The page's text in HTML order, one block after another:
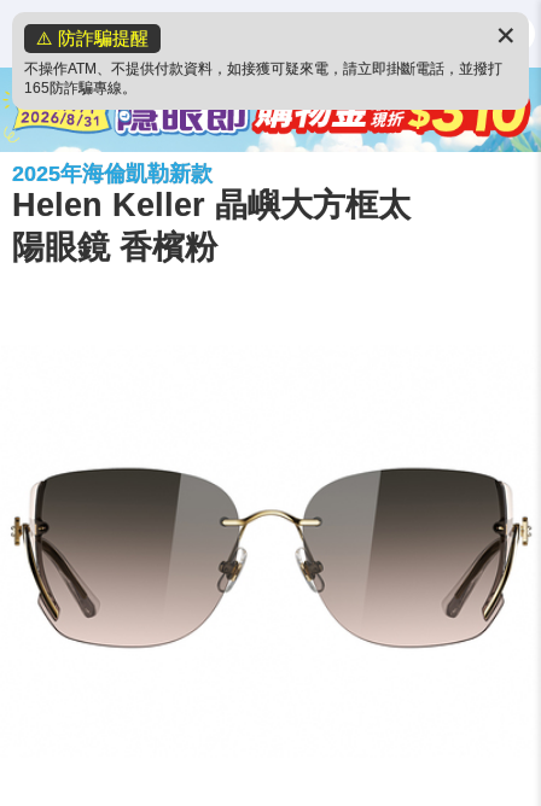
⚠️ 防詐騙提醒
不操作ATM、不提供付款資料，如接獲可疑來電，請立即掛斷電話，並撥打
165防詐騙專線。
✕
2025年海倫凱勒新款
Helen Keller 晶嶼大方框太
陽眼鏡 香檳粉